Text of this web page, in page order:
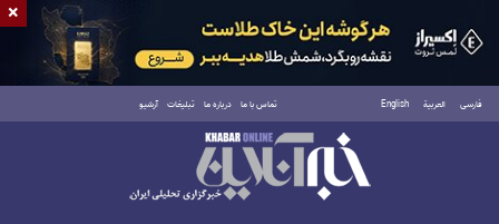
فارسی العربية English تماس با ما درباره ما تبلیغات آرشیو
جمعه ۱۶ مرداد ۱۴۰۵
×